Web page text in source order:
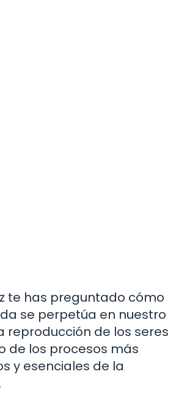
te has preguntado cómo
se perpetúa en nuestro
reproducción de los seres
de los procesos más
y esenciales de la